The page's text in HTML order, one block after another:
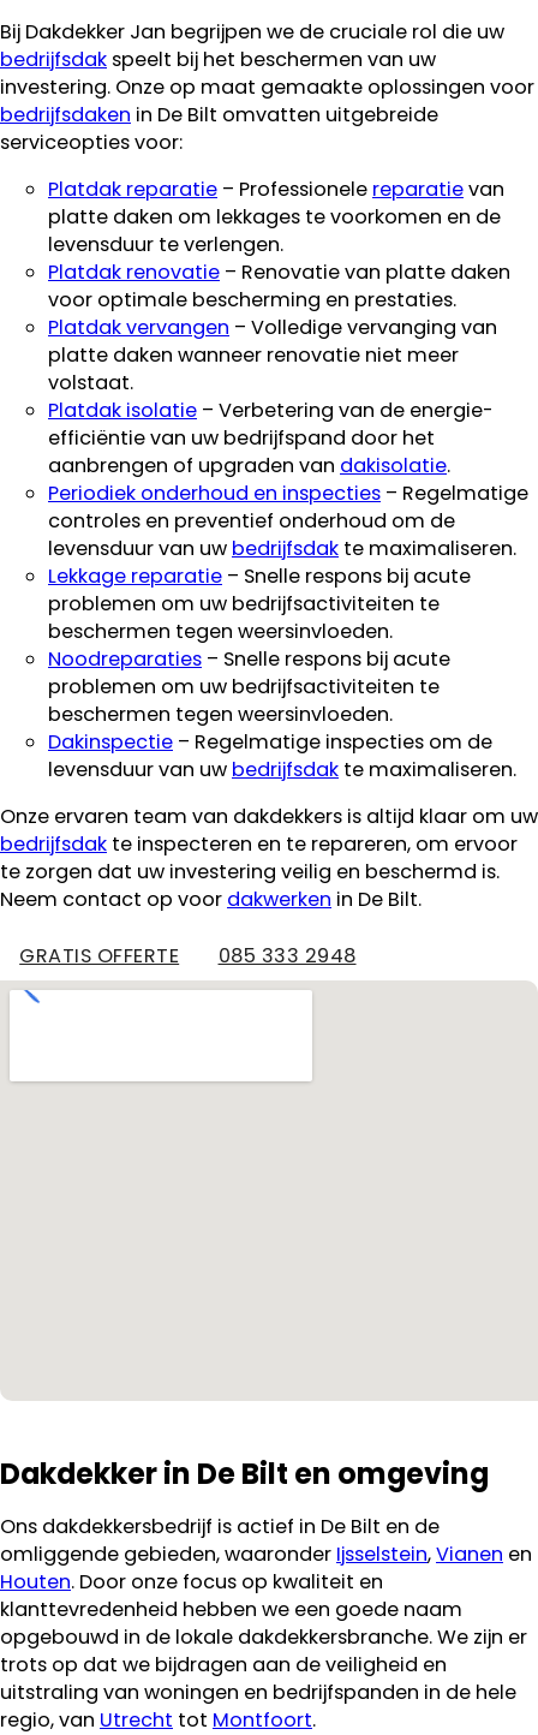
Bij Dakdekker Jan begrijpen we de cruciale rol die uw
bedrijfsdak speelt bij het beschermen van uw
investering. Onze op maat gemaakte oplossingen voor
bedrijfsdaken in De Bilt omvatten uitgebreide
serviceopties voor:
Platdak reparatie – Professionele reparatievan
platte daken om lekkages te voorkomen en de
levensduur te verlengen.
Platdak renovatie – Renovatie van platte daken
voor optimale bescherming en prestaties.
Platdak vervangen – Volledige vervanging van
platte daken wanneer renovatie niet meer
volstaat.
Platdak isolatie – Verbetering van de energie-
efficiëntie van uw bedrijfspand door het
aanbrengen of upgraden van dakisolatie.
Periodiek onderhoud en inspecties – Regelmatige
controles en preventief onderhoud om de
levensduur van uw bedrijfsdak te maximaliseren.
Lekkage reparatie – Snelle respons bij acute
problemen om uw bedrijfsactiviteiten te
beschermen tegen weersinvloeden.
Noodreparaties – Snelle respons bij acute
problemen om uw bedrijfsactiviteiten te
beschermen tegen weersinvloeden.
Dakinspectie – Regelmatige inspecties om de
levensduur van uw bedrijfsdak te maximaliseren.
Onze ervaren team van dakdekkers is altijd klaar om uw
bedrijfsdak te inspecteren en te repareren, om ervoor
te zorgen dat uw investering veilig en beschermd is.
Neem contact op voor dakwerken in De Bilt.
GRATIS OFFERTE 085 333 2948
Dakdekker in De Bilt en omgeving
Ons dakdekkersbedrijf is actief in De Bilt en de
omliggende gebieden, waaronder Ijsselstein,Vianen en
Houten. Door onze focus op kwaliteit en
klanttevredenheid hebben we een goede naam
opgebouwd in de lokale dakdekkersbranche. We zijn er
trots op dat we bijdragen aan de veiligheid en
uitstraling van woningen en bedrijfspanden in de hele
regio, van Utrecht tot Montfoort.